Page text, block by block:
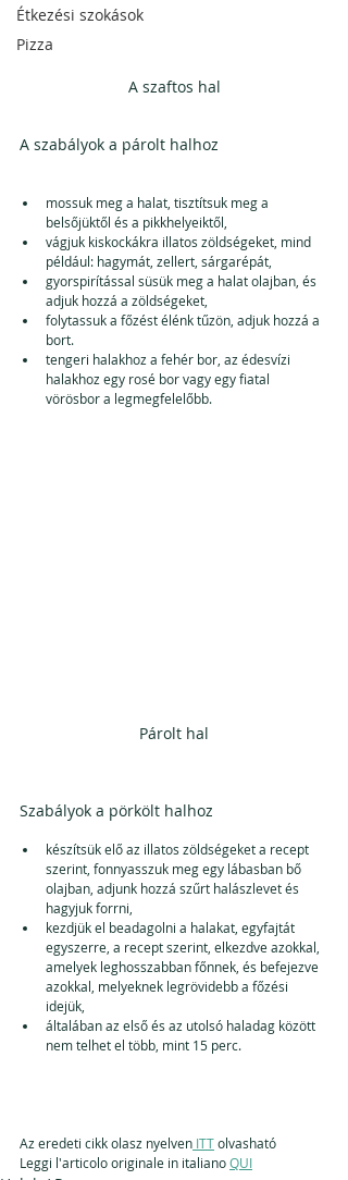
Étkezési szokások
Pizza
A szaftos hal
A szabályok a párolt halhoz
mossuk meg a halat, tisztítsuk meg a
belsőjüktől és a pikkhelyeiktől,
vágjuk kiskockákra illatos zöldségeket, mind
például: hagymát, zellert, sárgarépát,
gyorspirítással süsük meg a halat olajban, és
adjuk hozzá a zöldségeket,
folytassuk a főzést élénk tűzön, adjuk hozzá a
bort.
tengeri halakhoz a fehér bor, az édesvízi
halakhoz egy rosé bor vagy egy fiatal
vörösbor a legmegfelelőbb.
Párolt hal
Szabályok a pörkölt halhoz
készítsük elő az illatos zöldségeket a recept
szerint, fonnyasszuk meg egy lábasban bő
olajban, adjunk hozzá szűrt halászlevet és
hagyjuk forrni,
kezdjük el beadagolni a halakat, egyfajtát
egyszerre, a recept szerint, elkezdve azokkal,
amelyek leghosszabban főnnek, és befejezve
azokkal, melyeknek legrövidebb a főzési
idejük,
általában az első és az utolsó haladag között
nem telhet el több, mint 15 perc.
Az eredeti cikk olasz nyelven ITT olvasható
Leggi l'articolo originale in italiano QUI